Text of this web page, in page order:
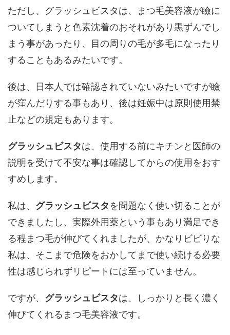
ただし、グラッシュビスタは、まつ毛美容液が瞼に
ついてしまうと色素沈着のおそれがあり黒ずんでし
まう事があったり、目の周りの毛が多毛になったり
することもあるみたいです。
後は、日本人では確認されていないみたいですが瞼
が窪んだりする事もあり、後は妊娠中は原則使用禁
止などの規定もあります。
グラッシュビスタは、使用する前にキチンと医師の
説明を受けて不安な事は確認してからの使用をおす
すめします。
私は、 グラッシュビスタを問題なく使い切ることが
できましたし、実際外用薬という事もあり満足でき
る程まつ毛が伸びてくれましたが、かなりビビりな
私は、そこまで危険をおかしてまで使い続ける必要
性は感じられずリピートには至っていません。
ですが、 グラッシュビスタは、しっかりと長く濃く
伸びてくれるまつ毛美容液です。